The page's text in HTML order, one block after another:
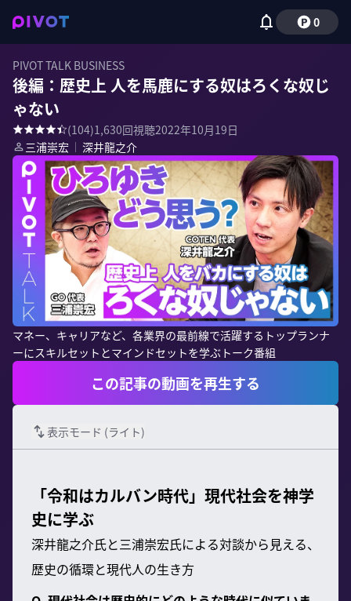
0
PIVOT TALK BUSINESS
後編：歴史上 人を馬鹿にする奴はろくな奴じ
ゃない
(104)1,630回視聴2022年10月19日
三浦崇宏 ｜ 深井龍之介
マネー、キャリアなど、各業界の最前線で活躍するトップランナ
ーにスキルセットとマインドセットを学ぶトーク番組
この記事の動画を再生する
表示モード (ライト)
「令和はカルバン時代」現代社会を神学
史に学ぶ
深井龍之介氏と三浦崇宏氏による対談から見える、
歴史の循環と現代人の生き方